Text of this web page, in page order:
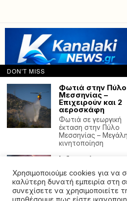
by Hostville”)
Χρησιμοποιούμε cookies για να
καλύτερη δυνατή εμπειρία στη
συνεχίσετε να χρησιμοποιείτε
DON'T MISS
Φωτιά στην Πύλο
Μεσσηνίας –
Επιχειρούν και 2
αεροσκάφη
Φωτιά σε γεωργική
έκταση στην Πύλο
Μεσσηνίας – Μεγάλη
κινητοποίηση
Ινδονησία:
περιοχές και
αεροδρόμιο
από έκρηξη
ηφαιστείου –